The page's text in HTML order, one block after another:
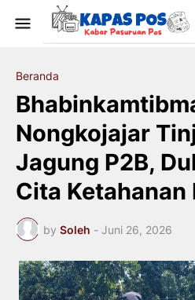
Beranda
Nongkojajar
Jagung P2B,
Cita Ketahanan
by Soleh - Juni 26, 2026